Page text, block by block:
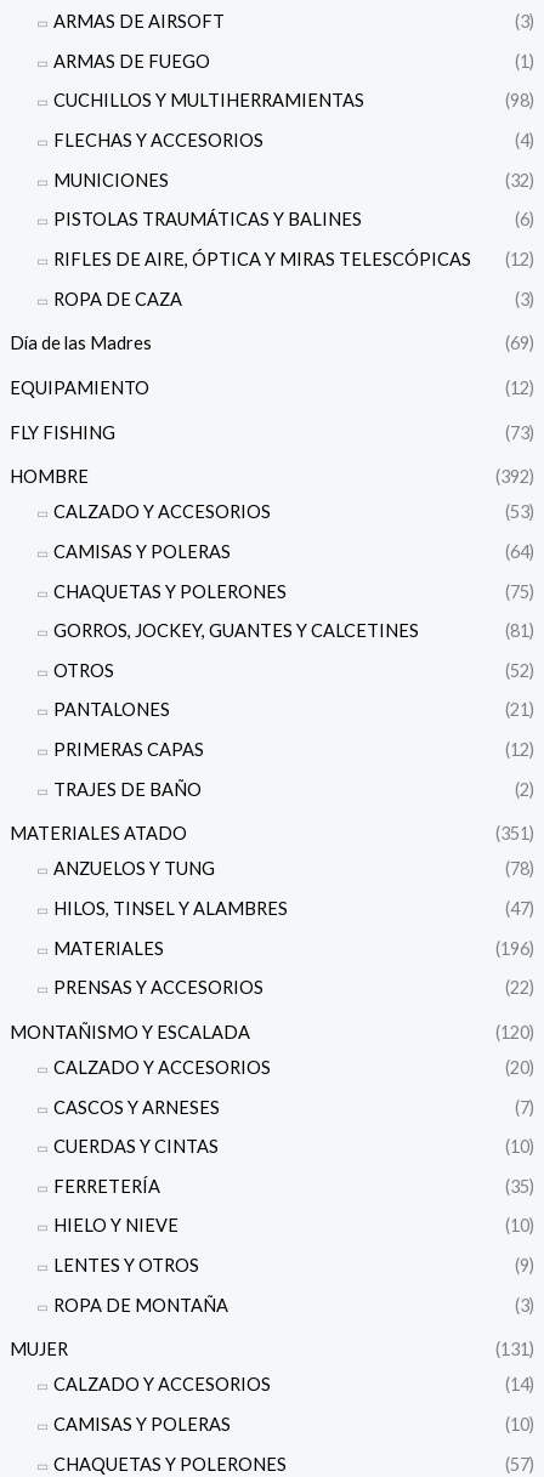
ARMAS DE AIRSOFT
(3)
ARMAS DE FUEGO
(1)
CUCHILLOS Y MULTIHERRAMIENTAS
(98)
FLECHAS Y ACCESORIOS
(4)
MUNICIONES
(32)
PISTOLAS TRAUMÁTICAS Y BALINES
(6)
RIFLES DE AIRE, ÓPTICA Y MIRAS TELESCÓPICAS
(12)
ROPA DE CAZA
(3)
Día de las Madres (69)
EQUIPAMIENTO (12)
FLY FISHING (73)
HOMBRE
(392)
CALZADO Y ACCESORIOS
(53)
CAMISAS Y POLERAS
(64)
CHAQUETAS Y POLERONES
(75)
GORROS, JOCKEY, GUANTES Y CALCETINES
(81)
OTROS
(52)
PANTALONES
(21)
PRIMERAS CAPAS
(12)
TRAJES DE BAÑO
(2)
MATERIALES ATADO
(351)
ANZUELOS Y TUNG
(78)
HILOS, TINSEL Y ALAMBRES
(47)
MATERIALES
(196)
PRENSAS Y ACCESORIOS
(22)
MONTAÑISMO Y ESCALADA
(120)
CALZADO Y ACCESORIOS
(20)
CASCOS Y ARNESES
(7)
CUERDAS Y CINTAS
(10)
FERRETERÍA
(35)
HIELO Y NIEVE
(10)
LENTES Y OTROS
(9)
ROPA DE MONTAÑA
(3)
MUJER
(131)
CALZADO Y ACCESORIOS
(14)
CAMISAS Y POLERAS
(10)
CHAQUETAS Y POLERONES
(57)